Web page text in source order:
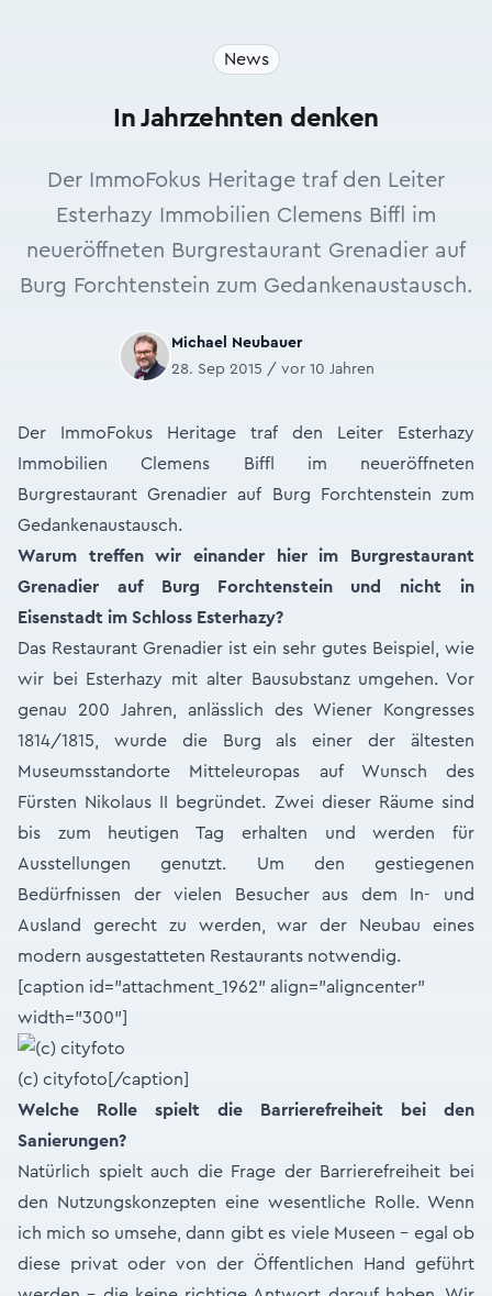
News
In Jahrzehnten denken
Der ImmoFokus Heritage traf den Leiter
Esterhazy Immobilien Clemens Biffl im
neueröffneten Burgrestaurant Grenadier auf
Burg Forchtenstein zum Gedankenaustausch.
Michael Neubauer
28. Sep 2015 / vor 10 Jahren
Der ImmoFokus Heritage traf den Leiter Esterhazy
Immobilien Clemens Biffl im neueröffneten
Burgrestaurant Grenadier auf Burg Forchtenstein zum
Gedankenaustausch.
Warum treffen wir einander hier im Burgrestaurant
Grenadier auf Burg Forchtenstein und nicht in
Eisenstadt im Schloss Esterhazy?
Das Restaurant Grenadier ist ein sehr gutes Beispiel, wie
wir bei Esterhazy mit alter Bausubstanz umgehen. Vor
genau 200 Jahren, anlässlich des Wiener Kongresses
1814/1815, wurde die Burg als einer der ältesten
Museumsstandorte Mitteleuropas auf Wunsch des
Fürsten Nikolaus II begründet. Zwei dieser Räume sind
bis zum heutigen Tag erhalten und werden für
Ausstellungen genutzt. Um den gestiegenen
Bedürfnissen der vielen Besucher aus dem In- und
Ausland gerecht zu werden, war der Neubau eines
modern ausgestatteten Restaurants notwendig.
[caption id="attachment_1962" align="aligncenter"
width="300"]
(c) cityfoto[/caption]
Welche Rolle spielt die Barrierefreiheit bei den
Sanierungen?
Natürlich spielt auch die Frage der Barrierefreiheit bei
den Nutzungskonzepten eine wesentliche Rolle. Wenn
ich mich so umsehe, dann gibt es viele Museen – egal ob
diese privat oder von der Öffentlichen Hand geführt